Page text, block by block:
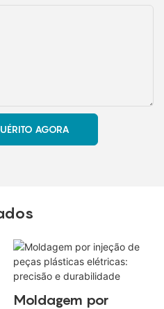
AGORA
Moldagem por